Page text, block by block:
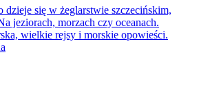
się w żeglarstwie szczecińskim,
jeziorach, morzach czy oceanach.
wielkie rejsy i morskie opowieści.